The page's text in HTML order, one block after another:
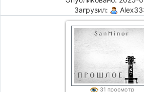
Загрузил:
31 просмотр